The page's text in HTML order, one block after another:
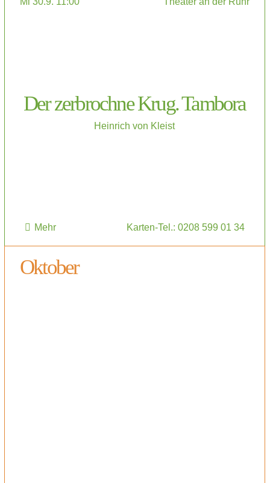
Der zerbrochne Krug. Tambora
Heinrich von Kleist
Mehr Karten-Tel.: 0208 599 01 34
Oktober